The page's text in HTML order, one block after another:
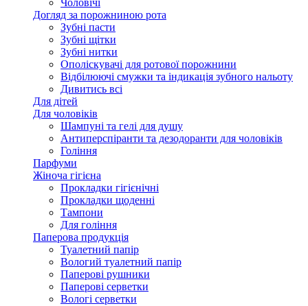
Чоловічі
Догляд за порожниною рота
Зубні пасти
Зубні щітки
Зубні нитки
Ополіскувачі для ротової порожнини
Відбілюючі смужки та індикація зубного нальоту
Дивитись всі
Для дітей
Для чоловіків
Шампуні та гелі для душу
Антиперспіранти та дезодоранти для чоловіків
Гоління
Парфуми
Жіноча гігієна
Прокладки гігієнічні
Прокладки щоденні
Тампони
Для гоління
Паперова продукція
Туалетний папір
Вологий туалетний папір
Паперові рушники
Паперові серветки
Вологі серветки